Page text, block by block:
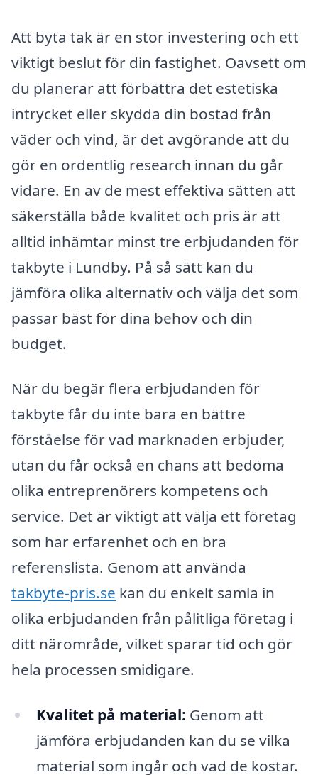
Att byta tak är en stor investering och ett
viktigt beslut för din fastighet. Oavsett om
du planerar att förbättra det estetiska
intrycket eller skydda din bostad från
väder och vind, är det avgörande att du
gör en ordentlig research innan du går
vidare. En av de mest effektiva sätten att
säkerställa både kvalitet och pris är att
alltid inhämtar minst tre erbjudanden för
takbyte i Lundby. På så sätt kan du
jämföra olika alternativ och välja det som
passar bäst för dina behov och din
budget.
När du begär flera erbjudanden för
takbyte får du inte bara en bättre
förståelse för vad marknaden erbjuder,
utan du får också en chans att bedöma
olika entreprenörers kompetens och
service. Det är viktigt att välja ett företag
som har erfarenhet och en bra
referenslista. Genom att använda
takbyte-pris.se kan du enkelt samla in
olika erbjudanden från pålitliga företag i
ditt närområde, vilket sparar tid och gör
hela processen smidigare.
Kvalitet på material: Genom att
jämföra erbjudanden kan du se vilka
material som ingår och vad de kostar.